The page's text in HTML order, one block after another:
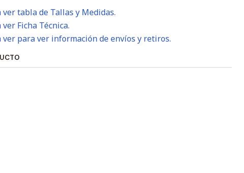
tabla de Tallas y Medidas.
Ficha Técnica.
ver para ver información de envíos y retiros.